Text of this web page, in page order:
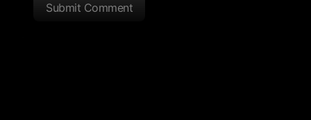
Submit Comment